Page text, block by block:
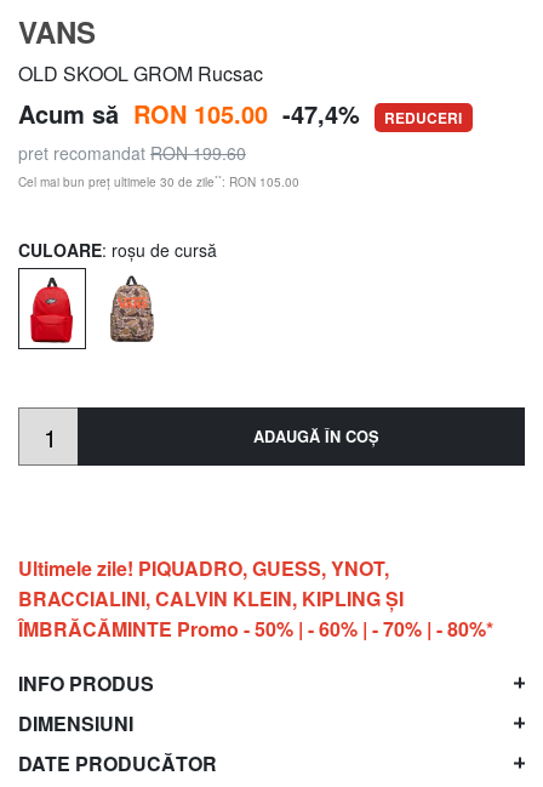
VANS
OLD SKOOL GROM Rucsac
Acum să RON 105.00 -47,4% REDUCERI
pret recomandat RON 199.60
Cel mai bun preț ultimele 30 de zile**: RON 105.00
CULOARE: roșu de cursă
ADAUGĂ ÎN COŞ
Ultimele zile! PIQUADRO, GUESS, YNOT,
BRACCIALINI, CALVIN KLEIN, KIPLING ŞI
ÎMBRĂCĂMINTE Promo - 50% | - 60% | - 70% | - 80%*
INFO PRODUS
DIMENSIUNI
DATE PRODUCĂTOR